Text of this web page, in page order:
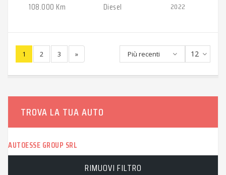
108.000 Km Diesel 2022
1 2 3 » 12
Più recenti
TROVA LA TUA AUTO
AUTOESSE GROUP SRL
RIMUOVI FILTRO